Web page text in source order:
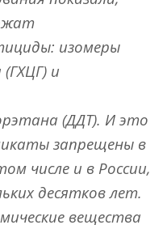
изомеры
(ГХЦГ) и
(ДДТ). И это
запрещены в
числе и в России,
десятков лет.
вещества